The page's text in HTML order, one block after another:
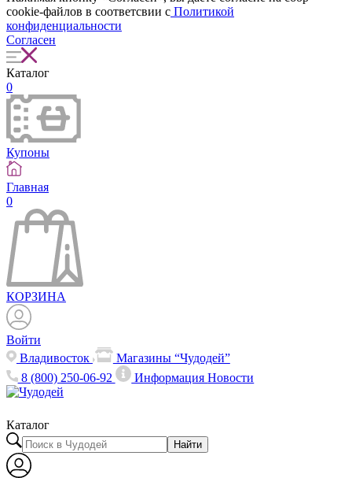
cookie-файлов в соответсвии с Политикой
конфиденциальности
Согласен
Каталог
0
Купоны
Главная
0
КОРЗИНА
Войти
Владивосток
Магазины “Чудодей”
8 (800) 250-06-92
ИнформацияНовости
Каталог
Найти